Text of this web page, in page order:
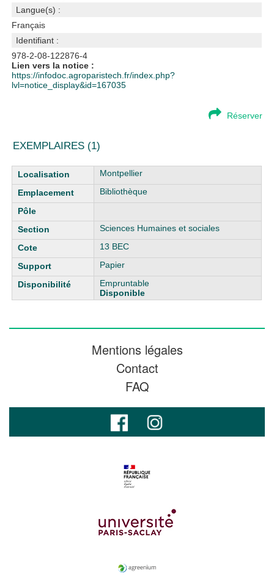
Langue(s) :
Français
Identifiant :
978-2-08-122876-4
Lien vers la notice :
https://infodoc.agroparistech.fr/index.php?
lvl=notice_display&id=167035
Réserver
EXEMPLAIRES (1)
Liste des exemplaires
Montpellier
Bibliothèque
Sciences Humaines et sociales
13 BEC
Papier
Empruntable
Disponible
Mentions légales
Contact
FAQ